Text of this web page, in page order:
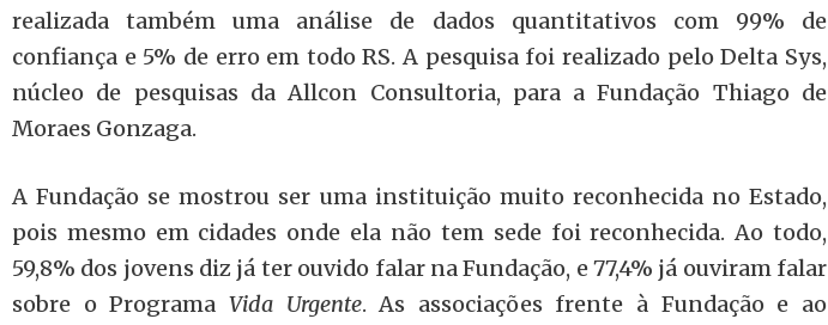
realizada também uma análise de dados quantitativos com 99% de
confiança e 5% de erro em todo RS. A pesquisa foi realizado pelo Delta Sys,
núcleo de pesquisas da Allcon Consultoria, para a Fundação Thiago de
Moraes Gonzaga.
A Fundação se mostrou ser uma instituição muito reconhecida no Estado,
pois mesmo em cidades onde ela não tem sede foi reconhecida. Ao todo,
59,8% dos jovens diz já ter ouvido falar na Fundação, e 77,4% já ouviram falar
sobre o Programa Vida Urgente. As associações frente à Fundação e ao